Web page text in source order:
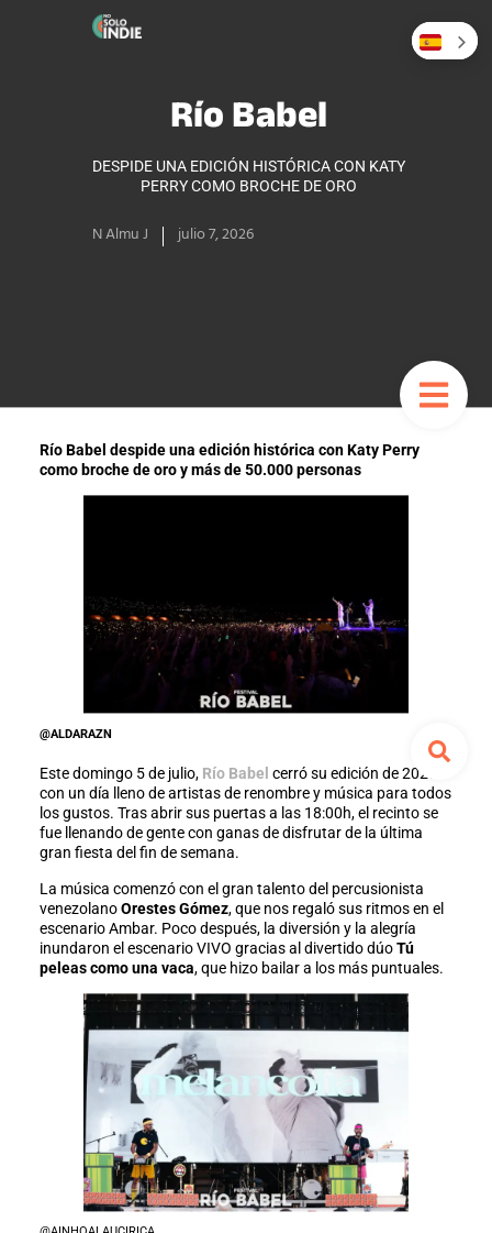
Río Babel
DESPIDE UNA EDICIÓN HISTÓRICA CON KATY
PERRY COMO BROCHE DE ORO
N Almu J julio 7, 2026
Río Babel despide una edición histórica con Katy Perry
como broche de oro y más de 50.000 personas
@ALDARAZN
Este domingo 5 de julio, Río Babel cerró su edición de 2026
con un día lleno de artistas de renombre y música para todos
los gustos. Tras abrir sus puertas a las 18:00h, el recinto se
fue llenando de gente con ganas de disfrutar de la última
gran fiesta del fin de semana.
La música comenzó con el gran talento del percusionista
venezolanoOrestes Gómez, que nos regaló sus ritmos en el
escenario Ambar. Poco después, la diversión y la alegría
inundaron el escenario VIVO gracias al divertido dúoTú
peleas como una vaca, que hizo bailar a los más puntuales.